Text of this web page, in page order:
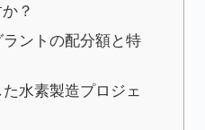
？
ントの配分額と特
水素製造プロジェ